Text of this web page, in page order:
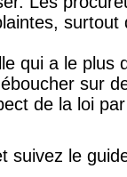
surtout
qui a le plus
sur
de la loi
suivez le